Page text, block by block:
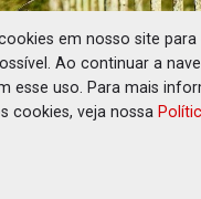
em nosso site
Ao continuar a
esse uso. Para mais
cookies, veja nossa